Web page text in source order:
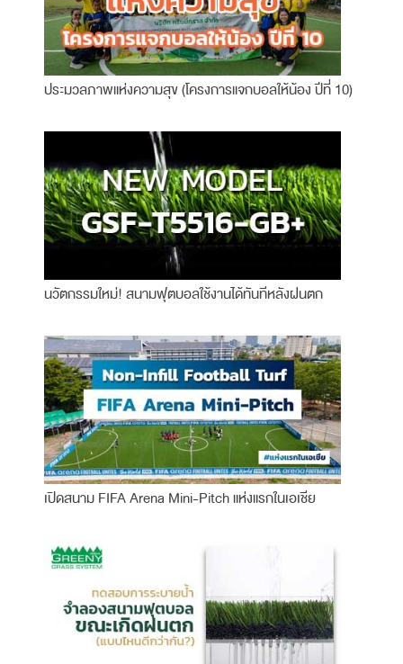
ประมวลภาพแห่งความสุข (โครงการแจกบอลให้น้อง ปีที่ 10)
นวัตกรรมใหม่! สนามฟุตบอลใช้งานได้ทันทีหลังฝนตก
เปิดสนาม FIFA Arena Mini-Pitch แห่งแรกในเอเชีย